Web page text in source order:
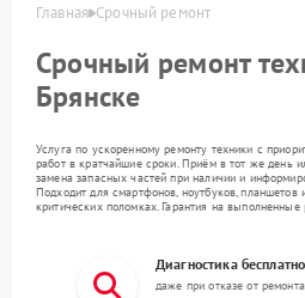
Главная Срочный ремонт
Срочный ремонт
Брянске
Услуга по ускоренному ремонту техники с
работ в кратчайшие сроки. Приём в тот же день
замена запасных частей при наличии и
Подходит для смартфонов, ноутбуков, планшетов
критических поломках. Гарантия на выполненные
Диагностика бесплатно
даже при отказе от ремонта